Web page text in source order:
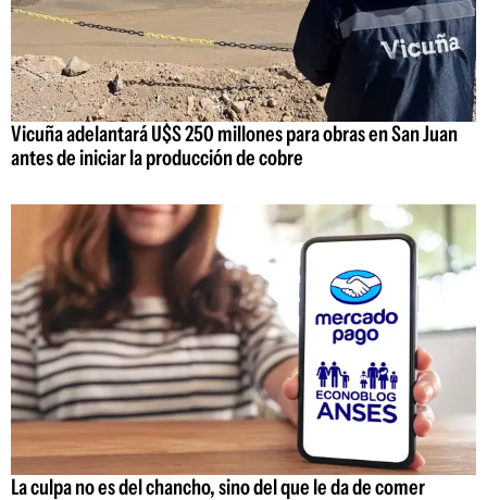
Vicuña adelantará U$S 250 millones para obras en San Juan
antes de iniciar la producción de cobre
La culpa no es del chancho, sino del que le da de comer